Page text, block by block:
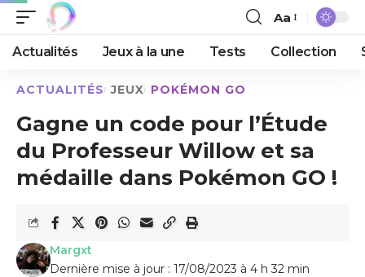
Aa
Actualités Jeux à la une Tests Collection
ACTUALITÉS JEUX POKÉMON GO
Gagne un code pour l’Étude
du Professeur Willow et sa
médaille dans Pokémon GO !
Dernière mise à jour : 17/08/2023 à 4 h 32 min
Margxt